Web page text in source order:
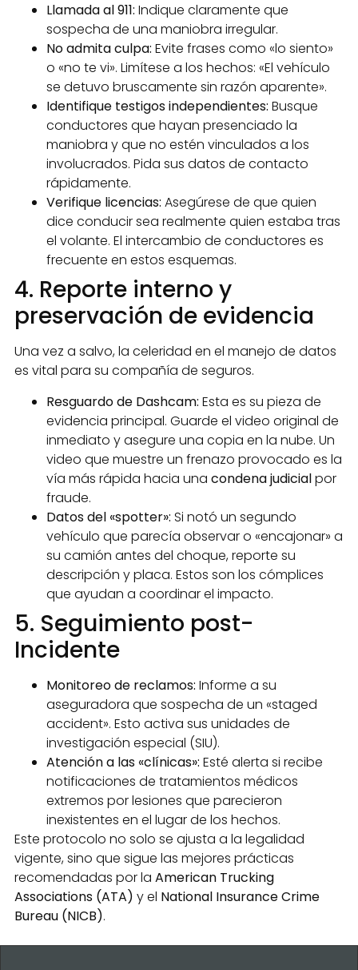
Llamada al 911: Indique claramente que
sospecha de una maniobra irregular.
No admita culpa: Evite frases como «lo siento»
o «no te vi». Limítese a los hechos: «El vehículo
se detuvo bruscamente sin razón aparente».
Identifique testigos independientes: Busque
conductores que hayan presenciado la
maniobra y que no estén vinculados a los
involucrados. Pida sus datos de contacto
rápidamente.
Verifique licencias: Asegúrese de que quien
dice conducir sea realmente quien estaba tras
el volante. El intercambio de conductores es
frecuente en estos esquemas.
4. Reporte interno y
preservación de evidencia
Una vez a salvo, la celeridad en el manejo de datos
es vital para su compañía de seguros.
Resguardo de Dashcam: Esta es su pieza de
evidencia principal. Guarde el video original de
inmediato y asegure una copia en la nube. Un
video que muestre un frenazo provocado es la
vía más rápida hacia una condena judicialpor
fraude.
Datos del «spotter»: Si notó un segundo
vehículo que parecía observar o «encajonar» a
su camión antes del choque, reporte su
descripción y placa. Estos son los cómplices
que ayudan a coordinar el impacto.
5. Seguimiento post-
Incidente
Monitoreo de reclamos: Informe a su
aseguradora que sospecha de un «staged
accident». Esto activa sus unidades de
investigación especial (SIU).
Atención a las «clínicas»: Esté alerta si recibe
notificaciones de tratamientos médicos
extremos por lesiones que parecieron
inexistentes en el lugar de los hechos.
Este protocolo no solo se ajusta a la legalidad
vigente, sino que sigue las mejores prácticas
recomendadas por la American Trucking
Associations (ATA) y el National Insurance Crime
Bureau (NICB).